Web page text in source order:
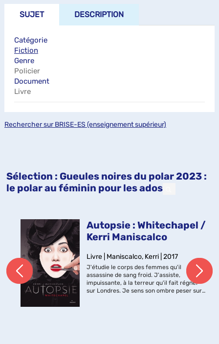
SUJET DESCRIPTION
Catégorie
Fiction
Genre
Policier
Document
Livre
Rechercher sur BRISE-ES (enseignement supérieur)
Sélection : Gueules noires du polar 2023 :
le polar au féminin pour les ados
Autopsie : Whitechapel /
Kerri Maniscalco
Livre | Maniscalco, Kerri | 2017
J'étudie le corps des femmes qu'il
assassine de sang froid. J'assiste,
impuissante, à la terreur qu'il fait régner
sur Londres. Je sens son ombre peser sur